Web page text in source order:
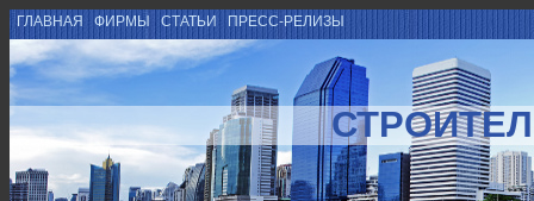
ГЛАВНАЯ ФИРМЫ СТАТЬИ ПРЕСС-РЕЛИЗЫ